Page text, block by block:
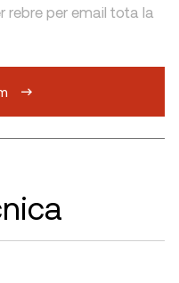
rebre per email tota la